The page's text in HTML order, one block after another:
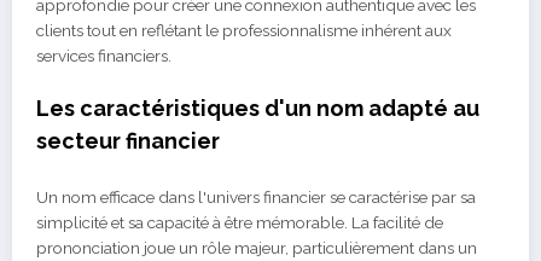
approfondie pour créer une connexion authentique avec les
clients tout en reflétant le professionnalisme inhérent aux
services financiers.
Les caractéristiques d'un nom adapté au
secteur financier
Un nom efficace dans l'univers financier se caractérise par sa
simplicité et sa capacité à être mémorable. La facilité de
prononciation joue un rôle majeur, particulièrement dans un